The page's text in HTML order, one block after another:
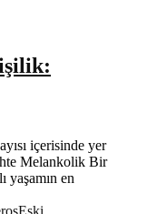
içerisinde yer
Melankolik Bir
yaşamın en
Eski